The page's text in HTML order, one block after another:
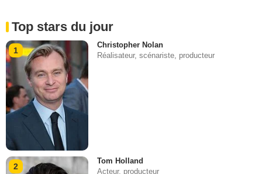
Top stars du jour
1
Christopher Nolan
Réalisateur, scénariste, producteur
2
Tom Holland
Acteur, producteur